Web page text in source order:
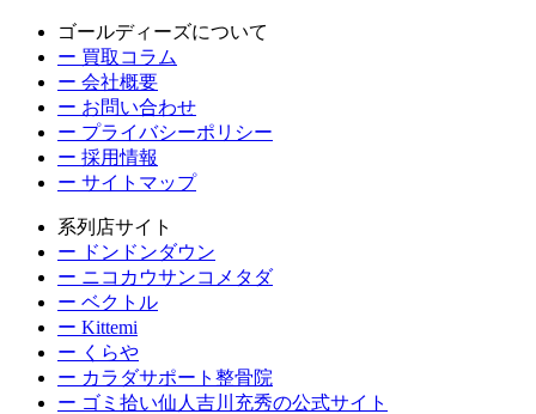
ゴールディーズについて
ー 買取コラム
ー 会社概要
ー お問い合わせ
ー プライバシーポリシー
ー 採用情報
ー サイトマップ
系列店サイト
ー ドンドンダウン
ー ニコカウサンコメタダ
ー ベクトル
ー Kittemi
ー くらや
ー カラダサポート整骨院
ー ゴミ拾い仙人吉川充秀の公式サイト